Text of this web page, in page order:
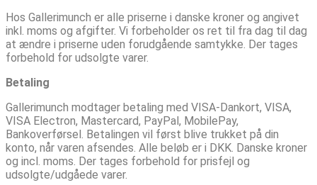
Hos Gallerimunch er alle priserne i danske kroner og angivet
inkl. moms og afgifter. Vi forbeholder os ret til fra dag til dag
at ændre i priserne uden forudgående samtykke. Der tages
forbehold for udsolgte varer.
Betaling
Gallerimunch modtager betaling med VISA-Dankort, VISA,
VISA Electron, Mastercard, PayPal, MobilePay,
Bankoverførsel. Betalingen vil først blive trukket på din
konto, når varen afsendes. Alle beløb er i DKK. Danske kroner
og incl. moms. Der tages forbehold for prisfejl og
udsolgte/udgåede varer.